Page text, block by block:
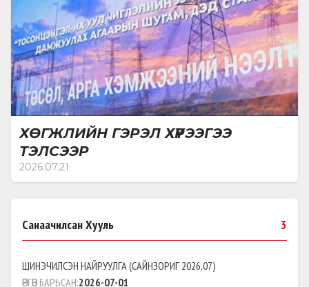
ХӨГЖЛИЙН ГЭРЭЛ ХҮРЭЭГЭЭ
ТЭЛСЭЭР
2026.07.21
Санаачилсан Хууль 3
ШИНЭЧИЛСЭН НАЙРУУЛГА(САЙНЗОРИГ 2026,07)
ӨРГӨН БАРЬСАН:2026-07-01